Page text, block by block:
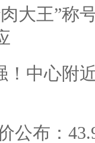
大王”称
！中心附
公布：